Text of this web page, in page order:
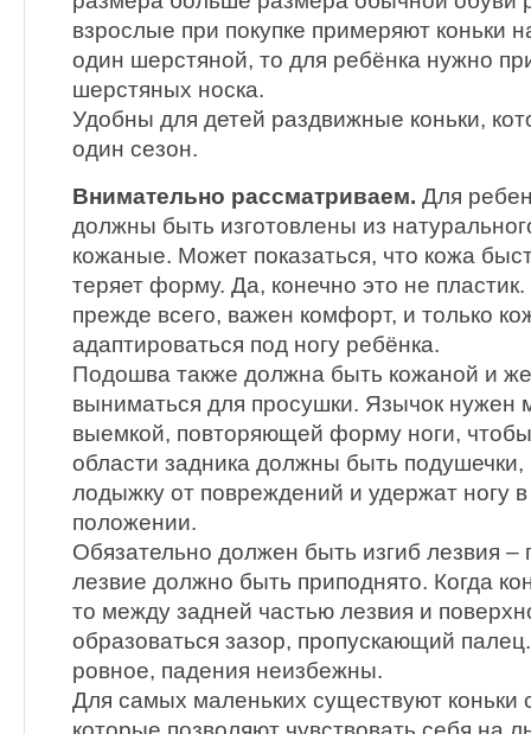
взрослые при покупке примеряют коньки
один шерстяной, то для ребёнка нужно
шерстяных носка.
Удобны для детей раздвижные коньки,
один сезон.
Внимательно рассматриваем. Для
должны быть изготовлены из
кожаные. Может показаться, что кожа
теряет форму. Да, конечно это не
прежде всего, важен комфорт, и только
адаптироваться под ногу ребёнка.
Подошва также должна быть кожаной и
выниматься для просушки. Язычок нужен
выемкой, повторяющей форму ноги,
области задника должны быть
лодыжку от повреждений и удержат ногу
положении.
Обязательно должен быть изгиб лезвия –
лезвие должно быть приподнято. Когда
то между задней частью лезвия и
образоваться зазор, пропускающий
ровное, падения неизбежны.
Для самых маленьких существуют коньки